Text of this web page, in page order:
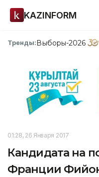
KAZINFORM
Тренды:Выборы-2026
01:28, 26 Января 2017
Кандидата на
Франции